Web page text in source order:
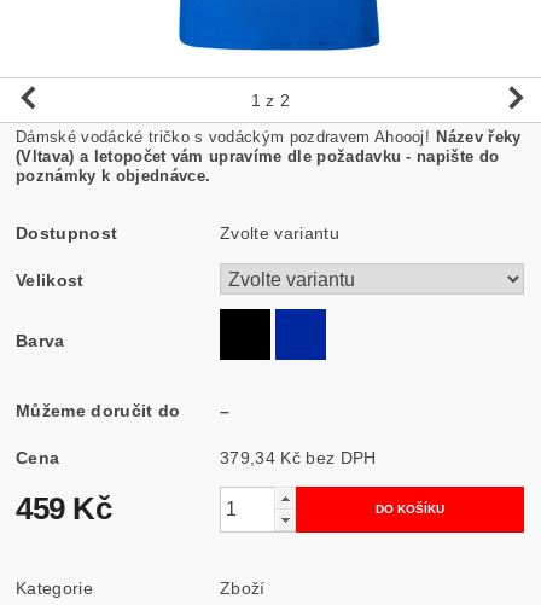
1 z 2
Dámské vodácké tričko s vodáckým pozdravem Ahoooj! Název řeky
(Vltava) a letopočet vám upravíme dle požadavku - napište do
poznámky k objednávce.
Dostupnost Zvolte variantu
Velikost
Barva
Můžeme doručit do –
Cena 379,34 Kč bez DPH
459 Kč
Kategorie Zboží